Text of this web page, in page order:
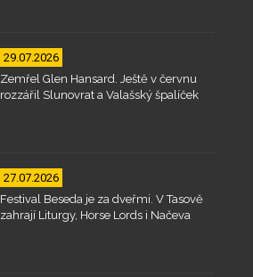
29.07.2026
Zemřel Glen Hansard. Ještě v červnu
rozzářil Slunovrat a Valašský špalíček
27.07.2026
Festival Beseda je za dveřmi. V Tasově
zahrají Liturgy, Horse Lords i Načeva